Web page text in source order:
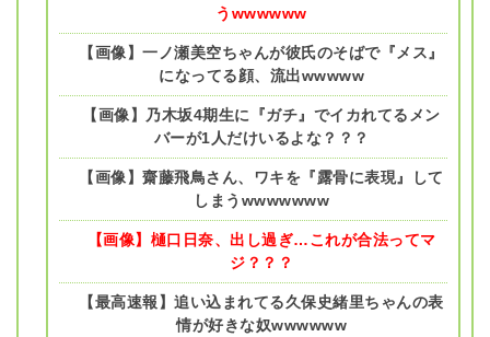
うwwwwww
【画像】一ノ瀬美空ちゃんが彼氏のそばで『メス』
になってる顔、流出wwwww
【画像】乃木坂4期生に『ガチ』でイカれてるメン
バーが1人だけいるよな？？？
【画像】齋藤飛鳥さん、ワキを『露骨に表現』して
しまうwwwwwww
【画像】樋口日奈、出し過ぎ…これが合法ってマ
ジ？？？
【最高速報】追い込まれてる久保史緒里ちゃんの表
情が好きな奴wwwwww